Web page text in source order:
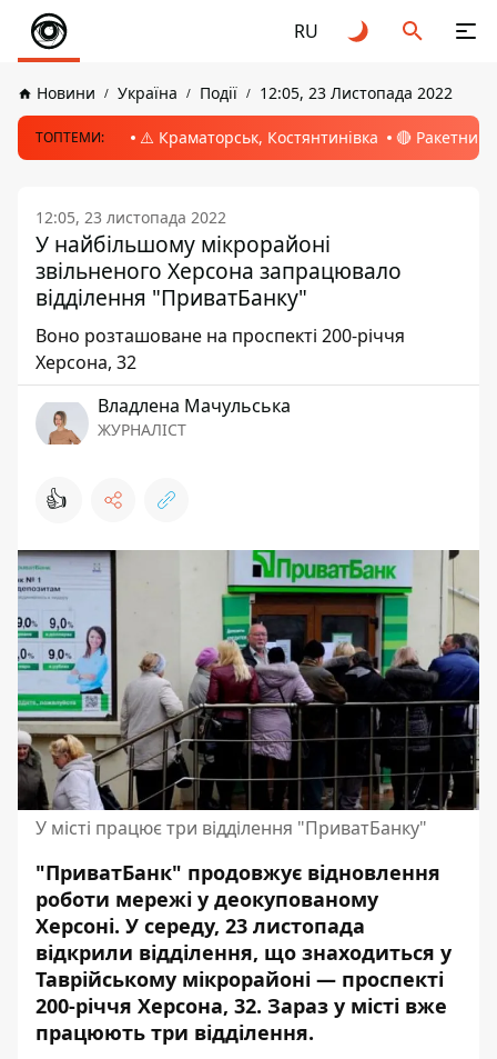
RU
Новини Україна Події 12:05, 23 Листопада 2022
ТОПТЕМИ: ⚠️ Краматорськ, Костянтинівка 🔴 Ракетний
12:05, 23 листопада 2022
У найбільшому мікрорайоні
звільненого Херсона запрацювало
відділення "ПриватБанку"
Воно розташоване на проспекті 200-річчя
Херсона, 32
Владлена Мачульська
ЖУРНАЛІСТ
👍
У місті працює три відділення "ПриватБанку"
"ПриватБанк" продовжує відновлення
роботи мережі у деокупованому
Херсоні. У середу, 23 листопада
відкрили відділення, що знаходиться у
Таврійському мікрорайоні — проспекті
200-річчя Херсона, 32. Зараз у місті вже
працюють три відділення.